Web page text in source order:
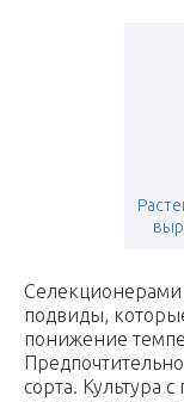
подвиды,
понижение
сорта. Культура